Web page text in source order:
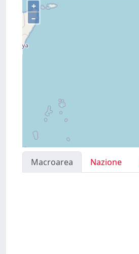
+
–
Macroarea Nazione